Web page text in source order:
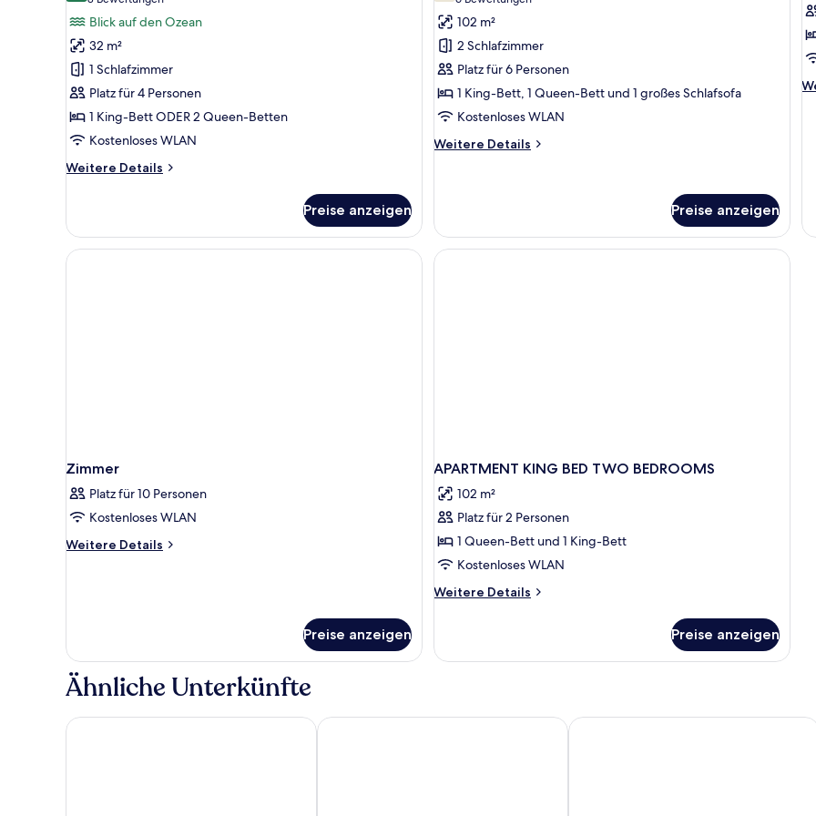
Deluxe
Room,
Ocean
View
anzeigen
Bewertungen)
Blick auf den Ozean
32 m²
1 Schlafzimmer
Platz für 4 Personen
1 King-Bett ODER 2 Queen-Betten
Kostenloses WLAN
Weitere Details
Weitere
Room,
Ocean
View
Preise anzeigen
2
Bedroom
Apartment
Lions
anzeigen
Bewertungen)
102 m²
2 Schlafzimmer
Platz für 6 Personen
1 King-Bett, 1 Queen-Bett und 1 großes Schlafsofa
Kostenloses WLAN
Weitere Details
Weitere
Apartment
Lions
Preise anzeigen
Zimmer
Platz für 10 Personen
Kostenloses WLAN
Weitere Details
Weitere
Preise anzeigen
APARTMENT KING BED TWO BEDROOMS
102 m²
Platz für 2 Personen
1 Queen-Bett und 1 King-Bett
Kostenloses WLAN
Weitere Details
Weitere
KING
Preise anzeigen
Ähnliche Unterkünfte
Avila Beach Hotel Art Hotel Curacao - Luxury Adults OnlyRenaissance Wind Creek Curacao